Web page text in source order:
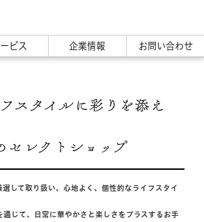
ビス 企業情報 お問い合わせ
スタイルに彩りを添え
セレクトショップ
して取り扱い、心地よく、個性的なライフスタイ
じて、日常に華やかさと楽しさをプラスするお手